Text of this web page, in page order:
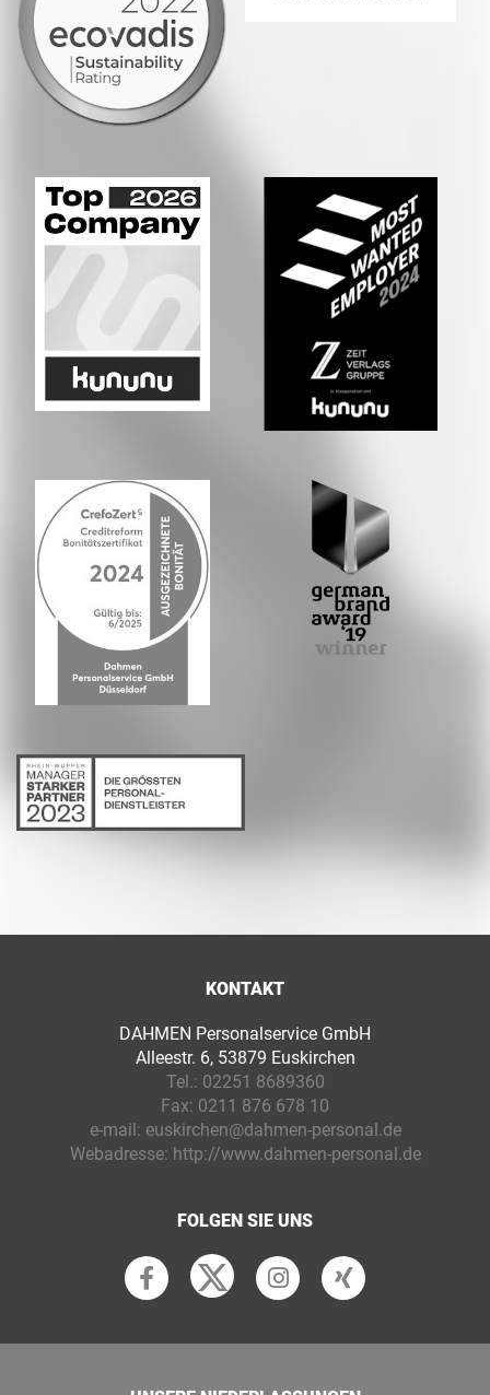
KONTAKT
DAHMEN Personalservice GmbH
Alleestr. 6, 53879 Euskirchen
Tel.: 02251 8689360
Fax: 0211 876 678 10
e-mail: euskirchen@dahmen-personal.de
Webadresse: http://www.dahmen-personal.de
FOLGEN SIE UNS